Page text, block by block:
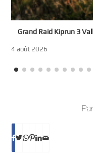
Grand Raid Kiprun 3
4 août 2026